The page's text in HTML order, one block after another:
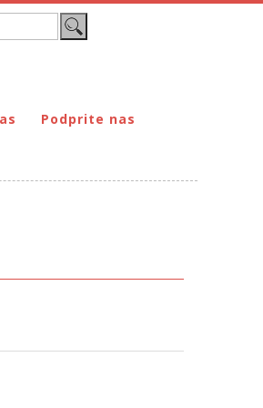
Maribor
Podprite nas
DONIRAJ – za pravne osebe